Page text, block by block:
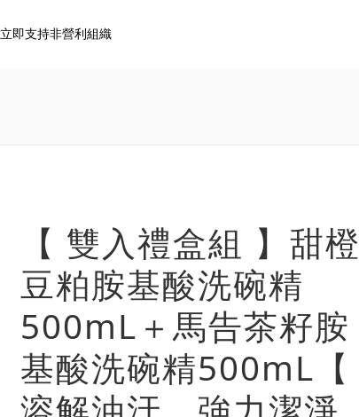
立即支持非營利組織
【 雙入禮盒組 】甜橙
豆粕胺基酸洗碗精
500mL＋馬告茶籽胺
基酸洗碗精500mL【